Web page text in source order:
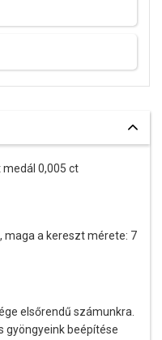
medál 0,005 ct
maga a kereszt mérete: 7
elsőrendű számunkra.
gyöngyeink beépítése